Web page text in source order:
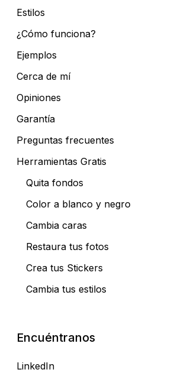
Estilos
¿Cómo funciona?
Ejemplos
Cerca de mí
Opiniones
Garantía
Preguntas frecuentes
Herramientas Gratis
Quita fondos
Color a blanco y negro
Cambia caras
Restaura tus fotos
Crea tus Stickers
Cambia tus estilos
Encuéntranos
LinkedIn